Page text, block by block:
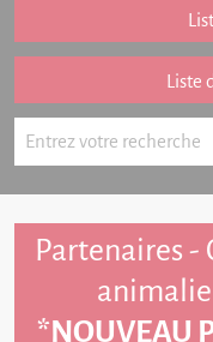
Liste
Partenaires -
*NOUVEAU